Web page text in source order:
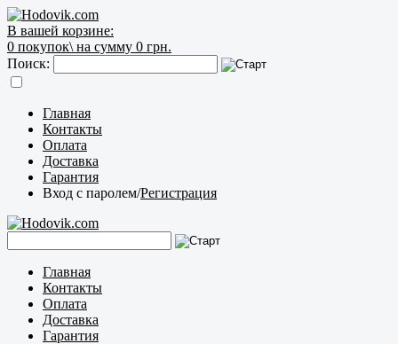
В вашей корзине:
0 покупок\ на сумму 0 грн.
Поиск:
Главная
Контакты
Оплата
Доставка
Гарантия
Вход с паролем/Регистрация
Главная
Контакты
Оплата
Доставка
Гарантия